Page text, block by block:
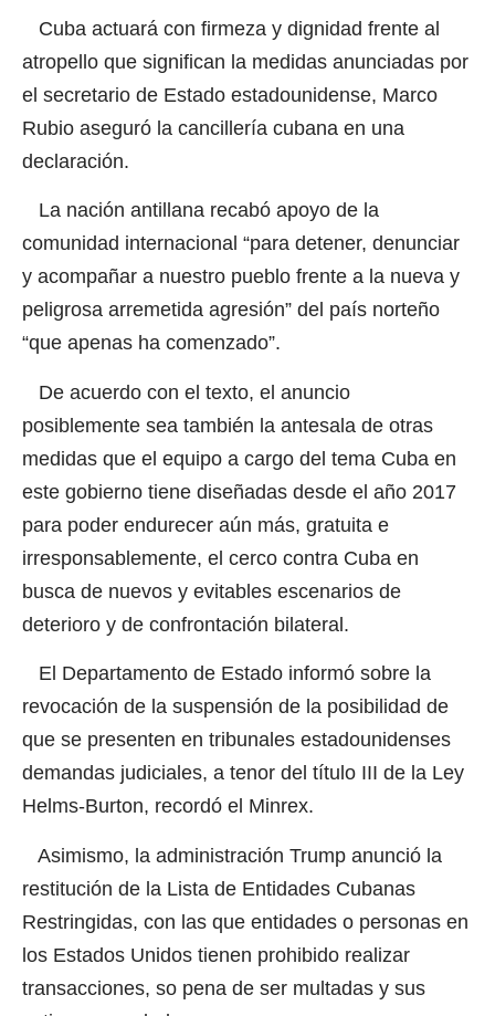
Cuba actuará con firmeza y dignidad frente al
atropello que significan la medidas anunciadas por
el secretario de Estado estadounidense, Marco
Rubio aseguró la cancillería cubana en una
declaración.
La nación antillana recabó apoyo de la
comunidad internacional “para detener, denunciar
y acompañar a nuestro pueblo frente a la nueva y
peligrosa arremetida agresión” del país norteño
“que apenas ha comenzado”.
De acuerdo con el texto, el anuncio
posiblemente sea también la antesala de otras
medidas que el equipo a cargo del tema Cuba en
este gobierno tiene diseñadas desde el año 2017
para poder endurecer aún más, gratuita e
irresponsablemente, el cerco contra Cuba en
busca de nuevos y evitables escenarios de
deterioro y de confrontación bilateral.
El Departamento de Estado informó sobre la
revocación de la suspensión de la posibilidad de
que se presenten en tribunales estadounidenses
demandas judiciales, a tenor del título III de la Ley
Helms-Burton, recordó el Minrex.
Asimismo, la administración Trump anunció la
restitución de la Lista de Entidades Cubanas
Restringidas, con las que entidades o personas en
los Estados Unidos tienen prohibido realizar
transacciones, so pena de ser multadas y sus